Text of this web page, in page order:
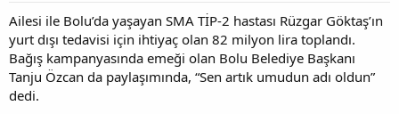
a
l
a
t
a
ç
t
a
r
i
Ailesi ile Bolu’da yaşayan SMA TİP-2 hastası Rüzgar Göktaş’ın
yurt dışı tedavisi için ihtiyaç olan 82 milyon lira toplandı.
Bağış kampanyasında emeği olan Bolu Belediye Başkanı
Tanju Özcan da paylaşımında, “Sen artık umudun adı oldun”
dedi.